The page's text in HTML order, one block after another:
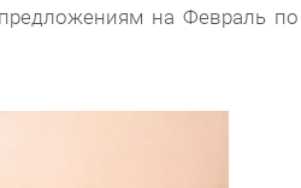
на Февраль по